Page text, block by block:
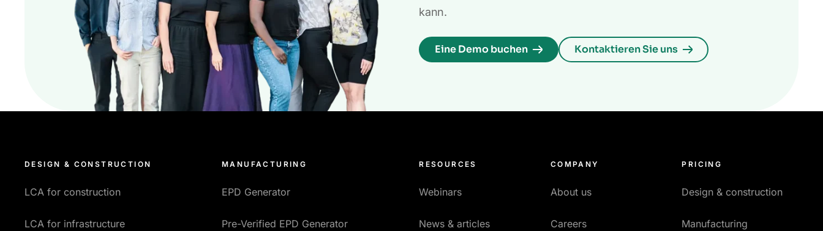
kann.
Eine Demo buchen Kontaktieren Sie uns
DESIGN & CONSTRUCTION
LCA for construction
LCA for infrastructure
MANUFACTURING
EPD Generator
Pre-Verified EPD Generator
RESOURCES
Webinars
News & articles
COMPANY
About us
Careers
PRICING
Design & construction
Manufacturing